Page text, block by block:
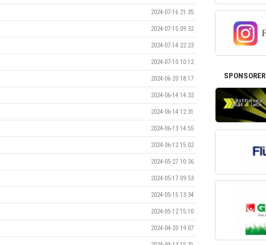
2024-07-16 21:35
2024-07-15 09:32
2024-07-14 22:23
2024-07-10 10:12
2024-06-20 18:17
2024-06-14 14:32
2024-06-14 12:31
2024-06-13 14:55
2024-06-12 15:02
2024-05-27 10:36
2024-05-17 09:53
2024-05-15 13:34
2024-05-12 15:10
2024-04-20 19:07
SPONSORER